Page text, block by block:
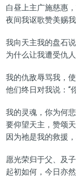
白昼上主广施慈惠
夜间我讴歌赞美赐我
我向天主我的盘石
为什么让我遭受仇
我的仇敌辱骂我，
他们终日对我说：“
我的灵魂，你为何
要仰望天主，赞颂
因为祂是我的救援，
愿光荣归于父、及
起初如何，今日亦